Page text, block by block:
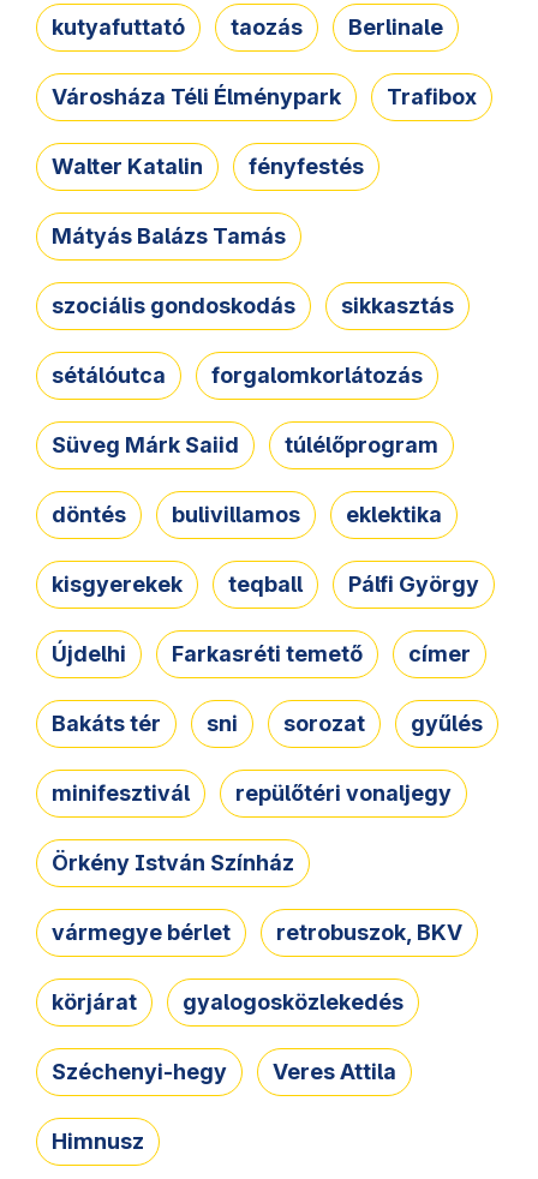
kutyafuttató taozás Berlinale
Városháza Téli Élménypark Trafibox
Walter Katalin fényfestés
Mátyás Balázs Tamás
szociális gondoskodás sikkasztás
sétálóutca forgalomkorlátozás
Süveg Márk Saiid túlélőprogram
döntés bulivillamos eklektika
kisgyerekek teqball Pálfi György
Újdelhi Farkasréti temető címer
Bakáts tér sni sorozat gyűlés
minifesztivál repülőtéri vonaljegy
Örkény István Színház
vármegye bérlet retrobuszok, BKV
körjárat gyalogosközlekedés
Széchenyi-hegy Veres Attila
Himnusz